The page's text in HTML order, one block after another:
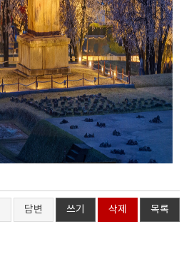
답변 쓰기 삭제 목록